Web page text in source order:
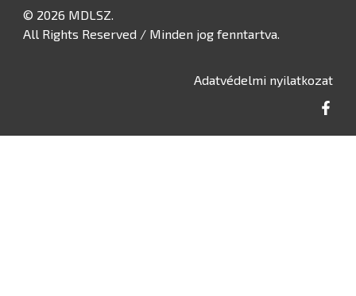
© 2026 MDLSZ.
All Rights Reserved / Minden jog fenntartva.
Adatvédelmi nyilatkozat